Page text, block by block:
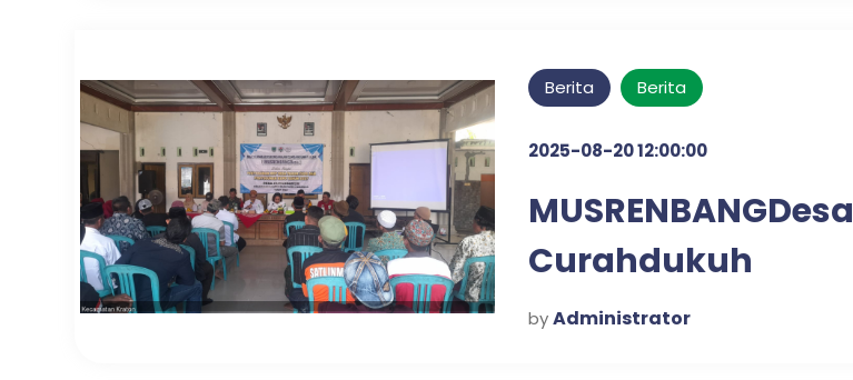
Berita Berita
2025-08-20 12:00:00
MUSRENBANGDesa
Curahdukuh
by Administrator